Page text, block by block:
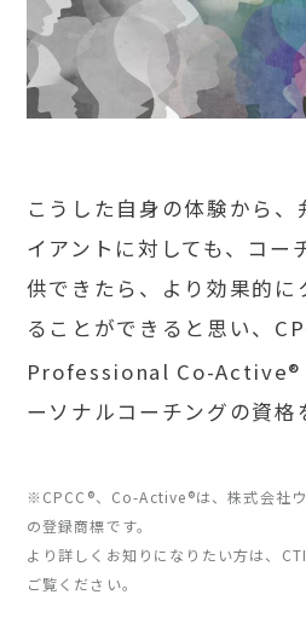
こうした自身の体験から、
イアントに対しても、コー
供できたら、より効果的に
ることができると思い、
Professional Co-Active®︎
ーソナルコーチングの資格
※CPCC®、Co-Active®︎は、株式会社
の登録商標です。
より詳しくお知りになりたい方は、
ご覧ください。